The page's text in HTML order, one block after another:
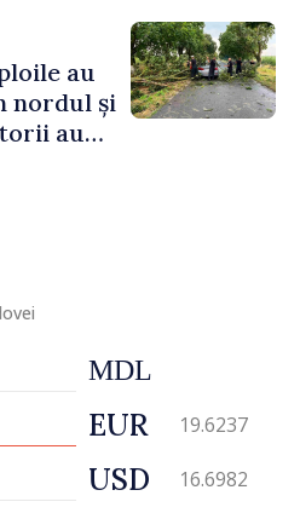
au
nordul și
au
MDL
EUR 19.6237
USD 16.6982